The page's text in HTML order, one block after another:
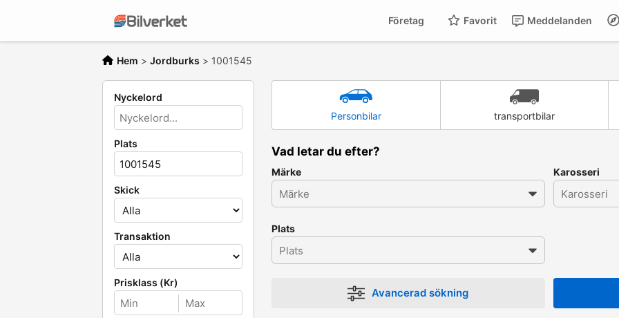
Meddelanden
Favorit
Företag
Hem > Jordburks > 1001545
Nyckelord
Plats
Skick
Transaktion
Prisklass (Kr)
Personbilar transportbilar
Vad letar du efter?
Märke Karosseri
Plats
Avancerad sökning